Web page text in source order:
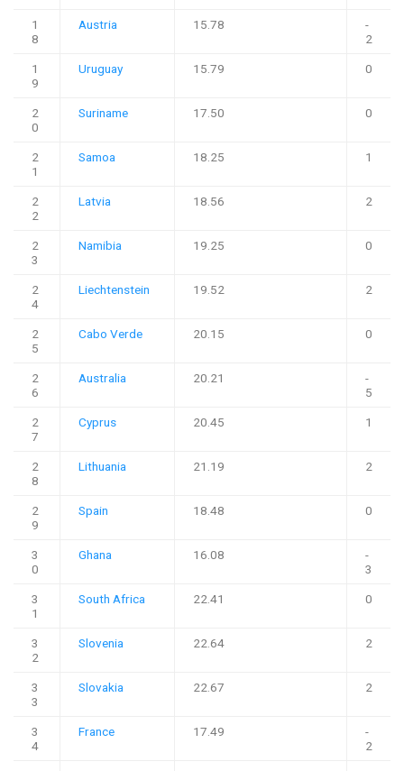
1
8
Austria 15.78
-
2
1
9
Uruguay 15.79 0
2
0
Suriname 17.50 0
2
1
Samoa 18.25 1
2
2
Latvia 18.56 2
2
3
Namibia 19.25 0
2
4
Liechtenstein 19.52 2
2
5
Cabo Verde 20.15 0
2
6
Australia 20.21
-
5
2
7
Cyprus 20.45 1
2
8
Lithuania 21.19 2
2
9
Spain 18.48 0
3
0
Ghana 16.08
-
3
3
1
South Africa 22.41 0
3
2
Slovenia 22.64 2
3
3
Slovakia 22.67 2
3
4
France 17.49
-
2